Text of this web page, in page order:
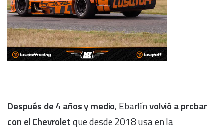
Después de 4 años y medio, Ebarlínvolvió a probar
con el Chevroletque desde 2018 usa en la